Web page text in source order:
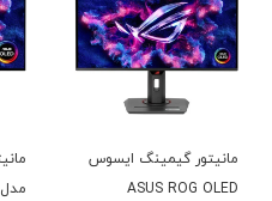
مانیتور گیمینگ ایسوس
ASUS ROG OLED